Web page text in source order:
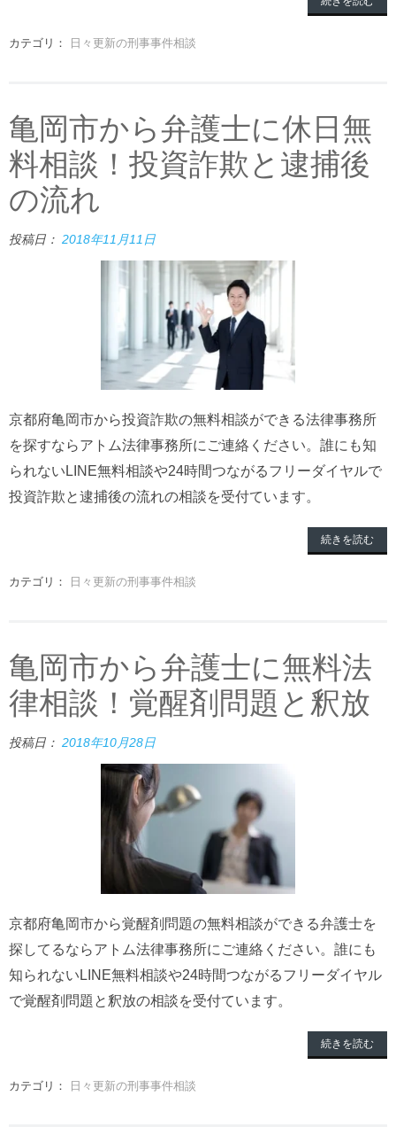
カテゴリ： 日々更新の刑事事件相談
亀岡市から弁護士に休日無
料相談！投資詐欺と逮捕後
の流れ
投稿日： 2018年11月11日
京都府亀岡市から投資詐欺の無料相談ができる法律事務所
を探すならアトム法律事務所にご連絡ください。誰にも知
られないLINE無料相談や24時間つながるフリーダイヤルで
投資詐欺と逮捕後の流れの相談を受付ています。
続きを読む
カテゴリ： 日々更新の刑事事件相談
亀岡市から弁護士に無料法
律相談！覚醒剤問題と釈放
投稿日： 2018年10月28日
京都府亀岡市から覚醒剤問題の無料相談ができる弁護士を
探してるならアトム法律事務所にご連絡ください。誰にも
知られないLINE無料相談や24時間つながるフリーダイヤル
で覚醒剤問題と釈放の相談を受付ています。
続きを読む
カテゴリ： 日々更新の刑事事件相談